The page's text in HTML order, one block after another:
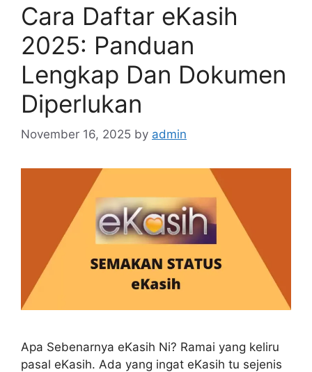
Cara Daftar eKasih
2025: Panduan
Lengkap Dan Dokumen
Diperlukan
November 16, 2025 by admin
Apa Sebenarnya eKasih Ni? Ramai yang keliru
pasal eKasih. Ada yang ingat eKasih tu sejenis